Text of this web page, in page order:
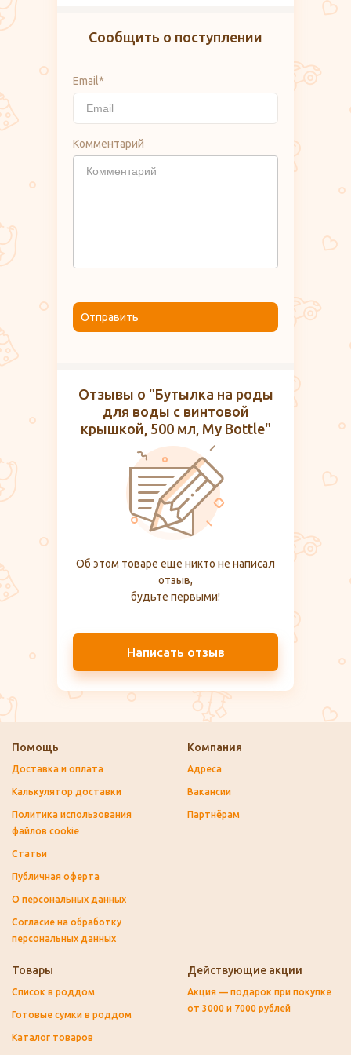
Сообщить о поступлении
Email*
Комментарий
Отправить
Отзывы о "Бутылка на роды
для воды с винтовой
крышкой, 500 мл, My Bottle"
Об этом товаре еще никто не написал
отзыв,
будьте первыми!
Написать отзыв
Помощь
Доставка и оплата
Калькулятор доставки
Политика использования
файлов cookie
Статьи
Публичная оферта
О персональных данных
Согласие на обработку
персональных данных
Компания
Адреса
Вакансии
Партнёрам
Товары
Список в роддом
Готовые сумки в роддом
Каталог товаров
Действующие акции
Акция — подарок при покупке
от 3000 и 7000 рублей